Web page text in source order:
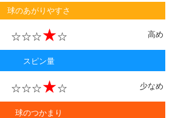
球のあがりやすさ
☆☆☆★☆ 高め
スピン量
☆☆☆★☆ 少なめ
球のつかまり